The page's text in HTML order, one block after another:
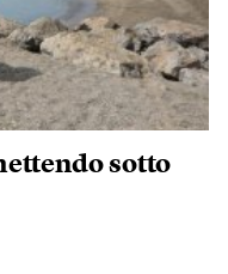
sotto